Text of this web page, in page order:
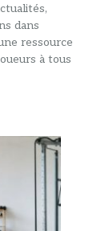
dans
ressource
à tous